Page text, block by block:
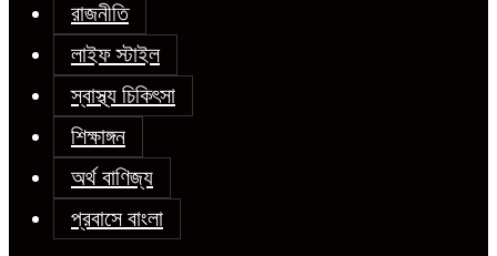
রাজনীতি
লাইফ স্টাইল
স্বাস্থ্য চিকিৎসা
শিক্ষাঙ্গন
অর্থ বাণিজ্য
প্রবাসে বাংলা